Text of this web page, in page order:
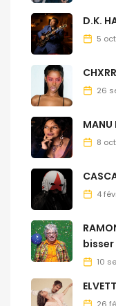
D.K.
5
26
MANU
8
4
bisser
10